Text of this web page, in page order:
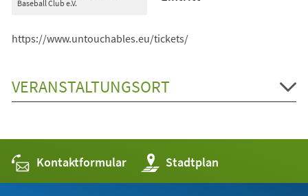
Baseball Club e.V.
https://www.untouchables.eu/tickets/
VERANSTALTUNGSORT
Kontaktformular Stadtplan
(Öffnet
in
einem